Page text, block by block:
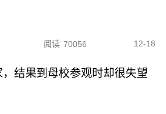
阅读 70056 12-18
结果到母校参观时却很失望